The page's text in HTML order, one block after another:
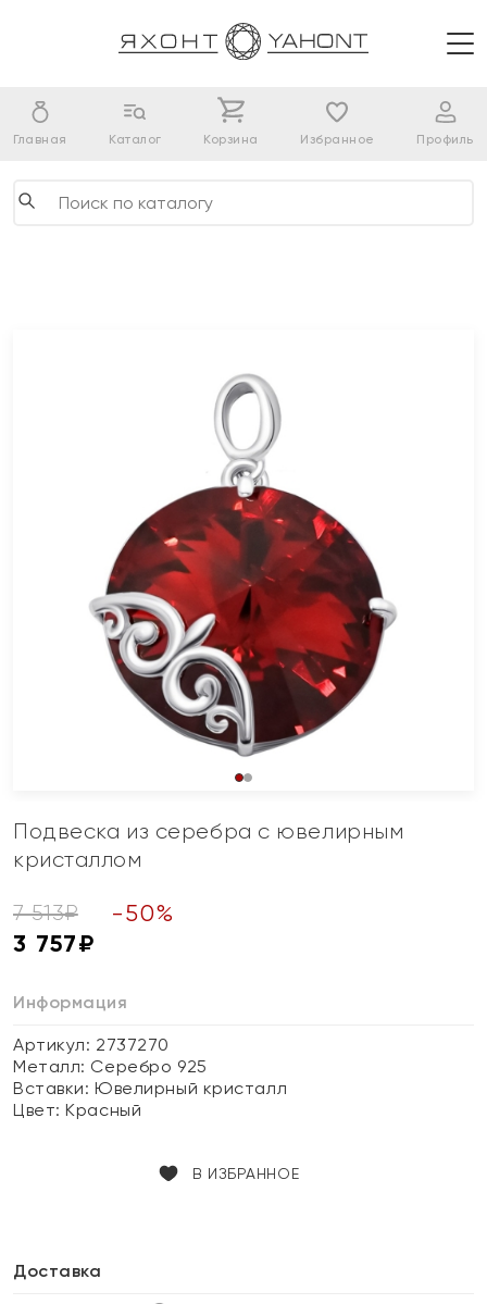
Главная Каталог Корзина Избранное Профиль
Подвеска из серебра с ювелирным
кристаллом
7 513₽ -50%
3 757₽
Информация
Артикул: 2737270
Металл: Серебро 925
Вставки:Ювелирный кристалл
Цвет:Красный
В ИЗБРАННОЕ
Доставка